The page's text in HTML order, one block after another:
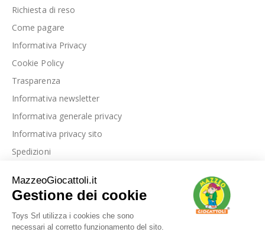
Richiesta di reso
Come pagare
Informativa Privacy
Cookie Policy
Trasparenza
Informativa newsletter
Informativa generale privacy
Informativa privacy sito
Spedizioni
La nostra azienda
Le nostre recensioni